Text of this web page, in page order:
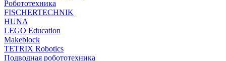
Робототехника
FISCHERTECHNIK
HUNA
LEGO Education
Makeblock
TETRIX Robotics
Подводная робототехника